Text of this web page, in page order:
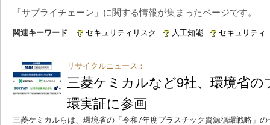
「サプライチェーン」に関する情報が集まったページです。
関連キーワード セキュリティリスク 人工知能 セキュリティ
リサイクルニュース：
三菱ケミカルなど9社、環境省
環実証に参画
三菱ケミカルらは、環境省の「令和7年度プラスチック資源循環戦略」